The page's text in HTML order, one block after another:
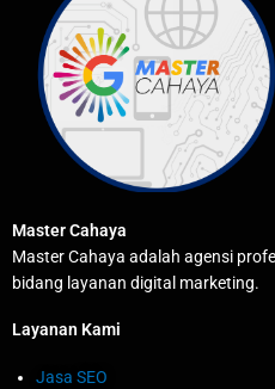
Master Cahaya
Master Cahaya adalah agensi
bidang layanan digital marketing.
Layanan Kami
Jasa SEO